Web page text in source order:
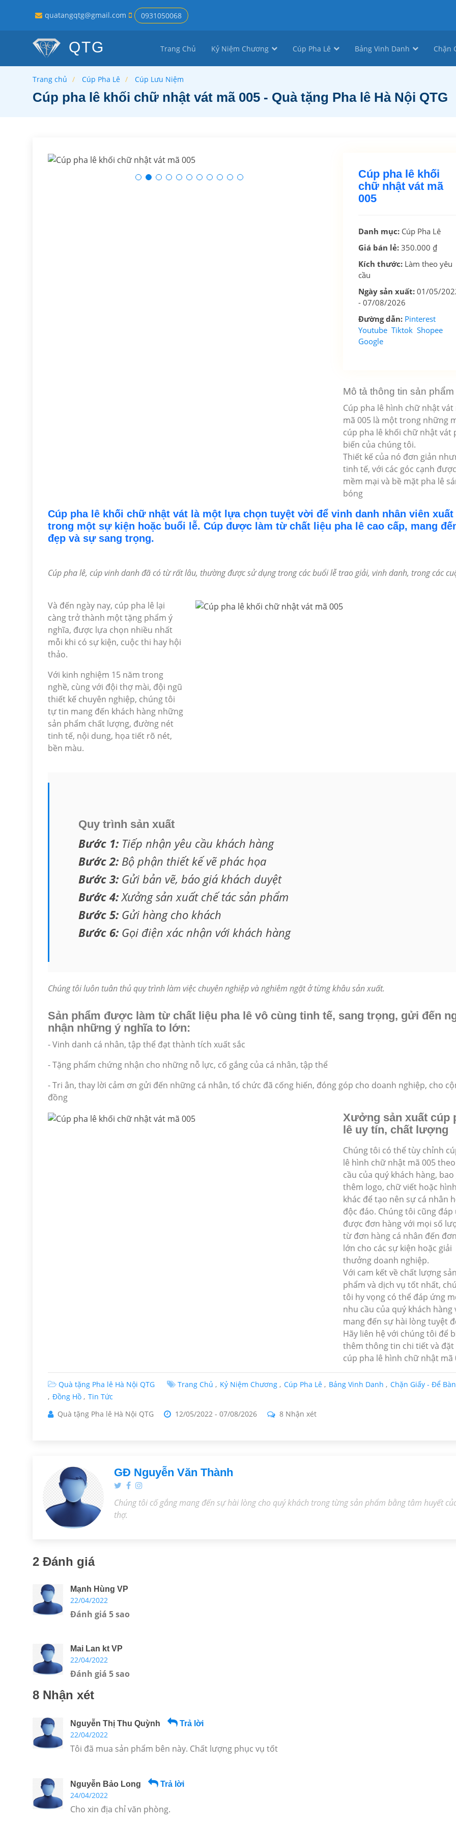
quatangqtg@gmail.com 0931050068
QTG Trang Chủ Kỷ Niệm Chương Cúp Pha Lê Bảng Vinh Danh Chặn
Trang chủ Cúp Pha Lê Cúp Lưu Niệm
Cúp pha lê khối chữ nhật vát mã 005 - Quà tặng Pha lê Hà Nội QTG
Cúp pha lê khối
chữ nhật vát mã
005
Danh mục:Cúp Pha Lê
Giá bán lẻ:350.000 ₫
Kích thước:Làm theo yêu
cầu
Ngày sản xuất:01/05/
- 07/08/2026
Đường dẫn: Pinterest
Youtube Tiktok Shopee
Google
Mô tả thông tin sản phẩm
Cúp pha lê hình chữ nhật vát
mã 005 là một trong những
cúp pha lê khối chữ nhật vát
biến của chúng tôi.
Thiết kế của nó đơn giản
tinh tế, với các góc cạnh
mềm mại và bề mặt pha lê
bóng
Cúp pha lê khối chữ nhật vát là một lựa chọn tuyệt vời để vinh danh nhân viên xuất
trong một sự kiện hoặc buổi lễ. Cúp được làm từ chất liệu pha lê cao cấp, mang
đẹp và sự sang trọng.
Cúp pha lê, cúp vinh danh đã có từ rất lâu, thường được sử dụng trong các buổi lễ trao giải, vinh danh, trong các
Và đến ngày nay, cúp pha lê lại
càng trở thành một tặng phẩm ý
nghĩa, được lựa chọn nhiều nhất
mỗi khi có sự kiện, cuộc thi hay hội
thảo.
Với kinh nghiệm 15 năm trong
nghề, cùng với đội thợ mài, đội ngũ
thiết kế chuyên nghiệp, chúng tôi
tự tin mang đến khách hàng những
sản phẩm chất lượng, đường nét
tinh tế, nội dung, họa tiết rõ nét,
bền màu.
Quy trình sản xuất
Bước 1: Tiếp nhận yêu cầu khách hàng
Bước 2: Bộ phận thiết kế vẽ phác họa
Bước 3: Gửi bản vẽ, báo giá khách duyệt
Bước 4:Xưởng sản xuất chế tác sản phẩm
Bước 5: Gửi hàng cho khách
Bước 6: Gọi điện xác nhận với khách hàng
Chúng tôi luôn tuân thủ quy trình làm việc chuyên nghiệp và nghiêm ngặt ở từng khâu sản xuất.
Sản phẩm được làm từ chất liệu pha lê vô cùng tinh tế, sang trọng, gửi đến
nhận những ý nghĩa to lớn:
- Vinh danh cá nhân, tập thể đạt thành tích xuất sắc
- Tặng phẩm chứng nhận cho những nỗ lực, cố gắng của cá nhân, tập thể
- Tri ân, thay lời cảm ơn gửi đến những cá nhân, tổ chức đã cống hiến, đóng góp cho doanh nghiệp, cho
đồng
Xưởng sản xuất cúp
lê uy tín, chất lượng
Chúng tôi có thể tùy chỉnh
lê hình chữ nhật mã 005
cầu của quý khách hàng,
thêm logo, chữ viết hoặc
khác để tạo nên sự cá nhân
độc đáo. Chúng tôi cũng đáp
được đơn hàng với mọi số
từ đơn hàng cá nhân đến
lớn cho các sự kiện hoặc giải
thưởng doanh nghiệp.
Với cam kết về chất lượng sản
phẩm và dịch vụ tốt nhất,
tôi hy vọng có thể đáp ứng
nhu cầu của quý khách hàng
mang đến sự hài lòng tuyệt
Hãy liên hệ với chúng tôi để
thêm thông tin chi tiết và đặt
cúp pha lê hình chữ nhật mã
Quà tặng Pha lê Hà Nội QTG Trang Chủ Kỷ Niệm Chương Cúp Pha Lê Bảng Vinh Danh
Chặn Giấy - Để Bàn
Đồng Hồ
Tin Tức
Quà tặng Pha lê Hà Nội QTG
12/05/2022 - 07/08/2026 8 Nhận xét
GĐ Nguyễn Văn Thành
Chúng tôi cố gắng mang đến sự hài lòng cho quý khách trong từng sản phẩm bằng tâm huyết
thợ.
2 Đánh giá
Mạnh Hùng VP
22/04/2022
Đánh giá 5 sao
Mai Lan kt VP
22/04/2022
Đánh giá 5 sao
8 Nhận xét
Nguyễn Thị Thu Quỳnh Trả lời
22/04/2022
Tôi đã mua sản phẩm bên này. Chất lượng phục vụ tốt
Nguyễn Bảo Long Trả lời
24/04/2022
Cho xin địa chỉ văn phòng.